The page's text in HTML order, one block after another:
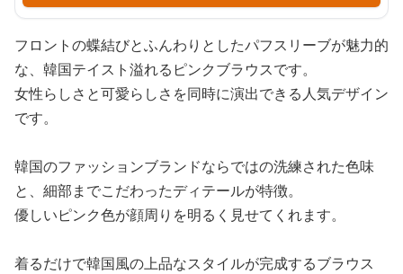
フロントの蝶結びとふんわりとしたパフスリーブが魅力的
な、韓国テイスト溢れるピンクブラウスです。
女性らしさと可愛らしさを同時に演出できる人気デザイン
です。
韓国のファッションブランドならではの洗練された色味
と、細部までこだわったディテールが特徴。
優しいピンク色が顔周りを明るく見せてくれます。
着るだけで韓国風の上品なスタイルが完成するブラウス